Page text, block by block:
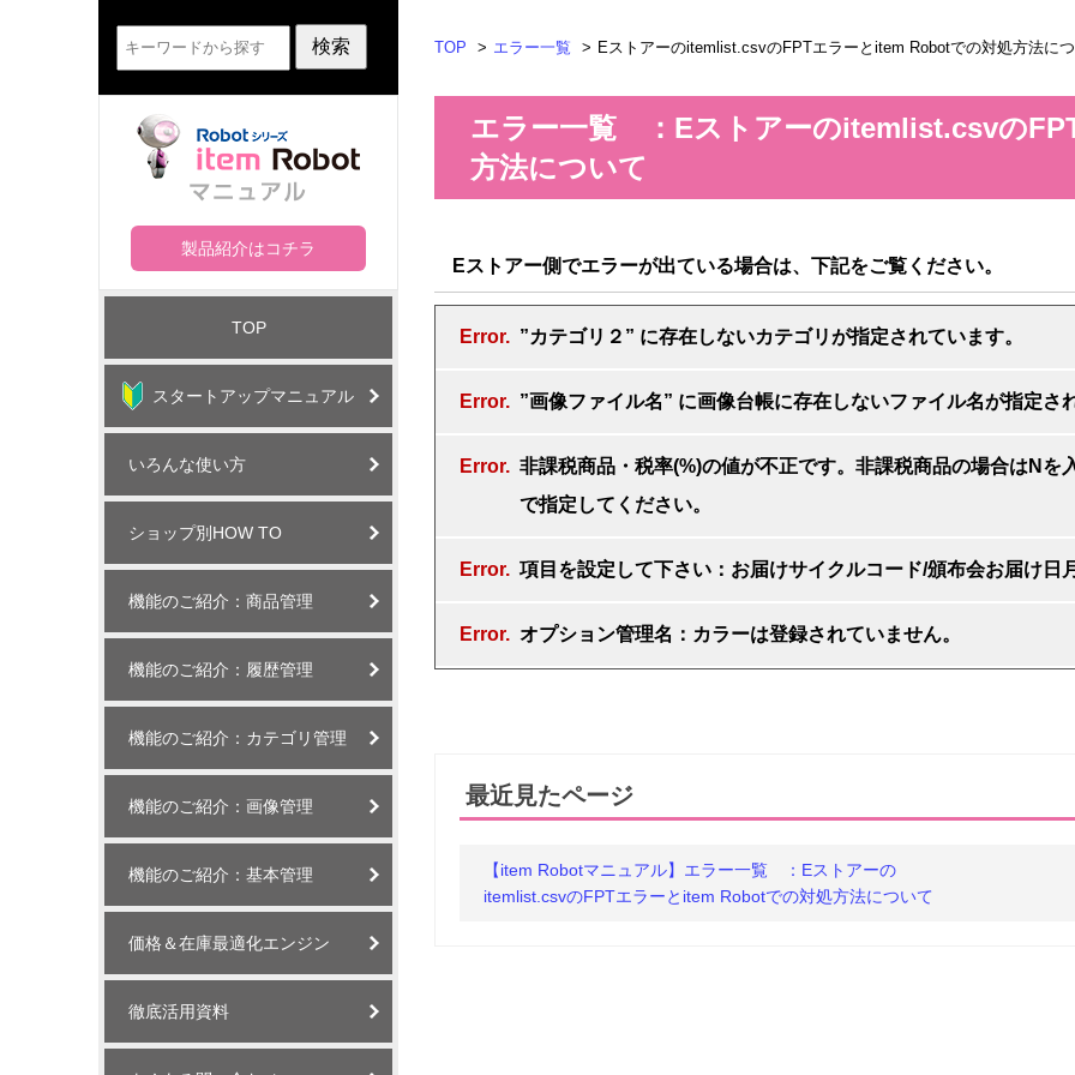
製品紹介はコチラ
TOP
スタートアップマニュアル
いろんな使い方
ショップ別HOW TO
機能のご紹介：商品管理
機能のご紹介：履歴管理
機能のご紹介：カテゴリ管理
機能のご紹介：画像管理
機能のご紹介：基本管理
価格＆在庫最適化エンジン
徹底活用資料
TOP エラー一覧 Eストアーのitemlist.csvのFPTエラーとitem Robotでの対処方法に
エラー一覧 ：Eストアーのitemlist.csvの
方法について
Eストアー側でエラーが出ている場合は、下記をご覧ください。
”カテゴリ２” に存在しないカテゴリが指定されています。
”画像ファイル名” に画像台帳に存在しないファイル名が指定さ
非課税商品・税率(%)の値が不正です。非課税商品の場合はNを
で指定してください。
項目を設定して下さい：お届けサイクルコード/頒布会お届け日
オプション管理名：カラーは登録されていません。
最近見たページ
【item Robotマニュアル】エラー一覧 ：Eストアーの
itemlist.csvのFPTエラーとitem Robotでの対処方法について